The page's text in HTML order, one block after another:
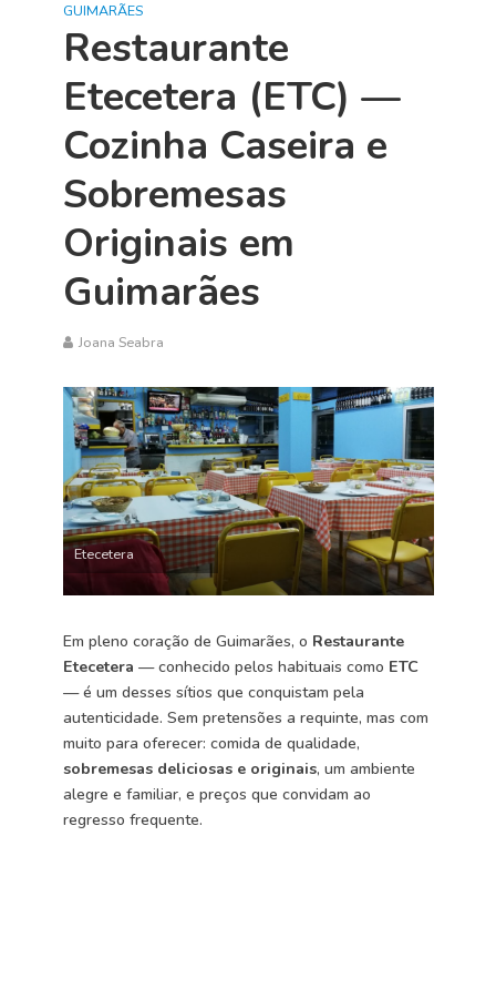
GUIMARÃES
Restaurante
Etecetera (ETC) —
Cozinha Caseira e
Sobremesas
Originais em
Guimarães
Joana Seabra
Etecetera
Em pleno coração de Guimarães, o Restaurante
Etecetera — conhecido pelos habituais como ETC
— é um desses sítios que conquistam pela
autenticidade. Sem pretensões a requinte, mas com
muito para oferecer: comida de qualidade,
sobremesas deliciosas e originais, um ambiente
alegre e familiar, e preços que convidam ao
regresso frequente.